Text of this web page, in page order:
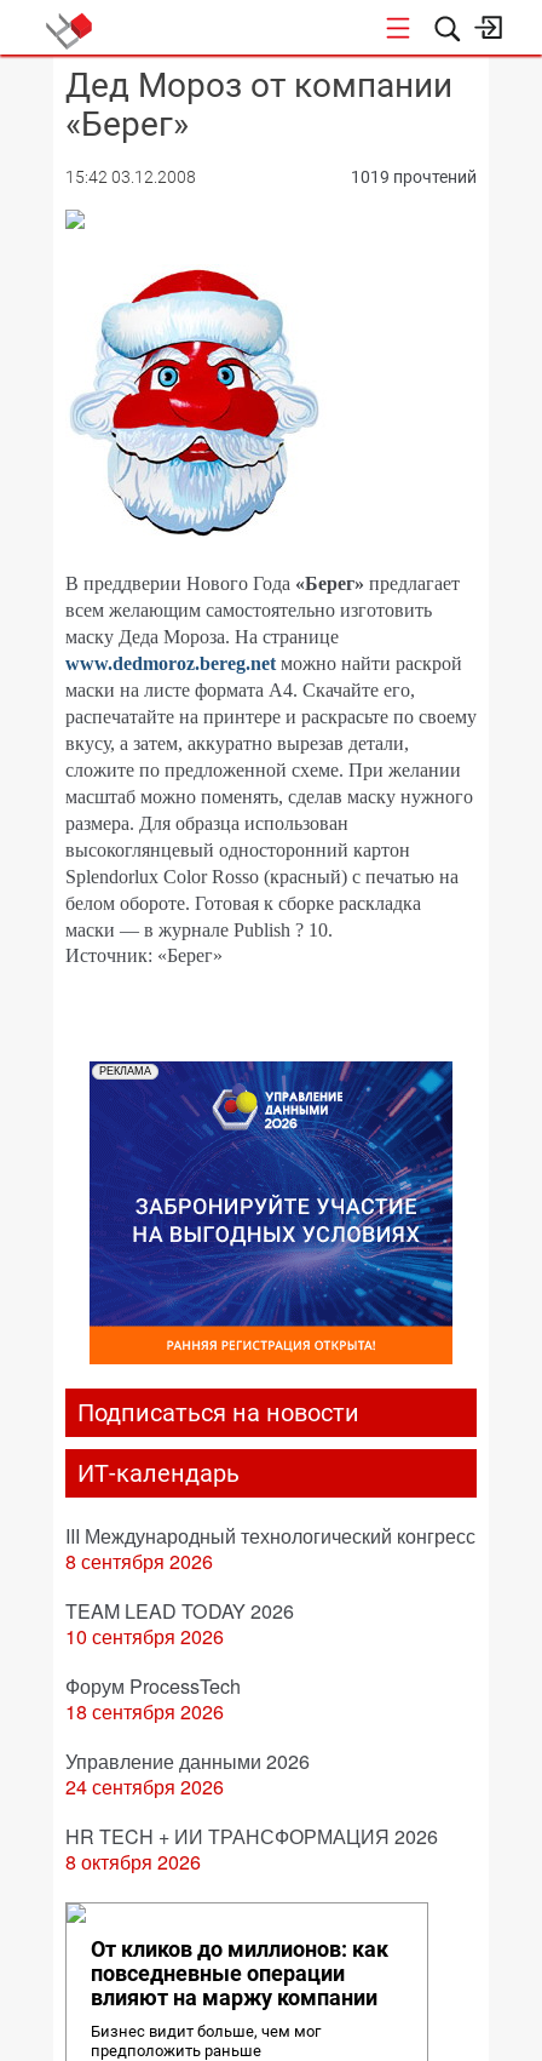
КОНФЕРЕНЦИИ
Дед Мороз от компании
«Берег»
15:42 03.12.2008 1019 прочтений
В преддверии Нового Года «Берег» предлагает
всем желающим самостоятельно изготовить
маску Деда Мороза. На странице
www.dedmoroz.bereg.net можно найти раскрой
маски на листе формата А4. Скачайте его,
распечатайте на принтере и раскрасьте по своему
вкусу, а затем, аккуратно вырезав детали,
сложите по предложенной схеме. При желании
масштаб можно поменять, сделав маску нужного
размера. Для образца использован
высокоглянцевый односторонний картон
Splendorlux Color Rosso (красный) с печатью на
белом обороте. Готовая к сборке раскладка
маски — в журнале Publish ? 10.
Источник: «Берег»
РЕКЛАМА
Подписаться на новости
ИТ-календарь
III Международный технологический конгресс
8 сентября 2026
TEAM LEAD TODAY 2026
10 сентября 2026
Форум ProcessTech
18 сентября 2026
Управление данными 2026
24 сентября 2026
HR TECH + ИИ ТРАНСФОРМАЦИЯ 2026
8 октября 2026
От кликов до миллионов: как
повседневные операции
влияют на маржу компании
Бизнес видит больше, чем мог
предположить раньше